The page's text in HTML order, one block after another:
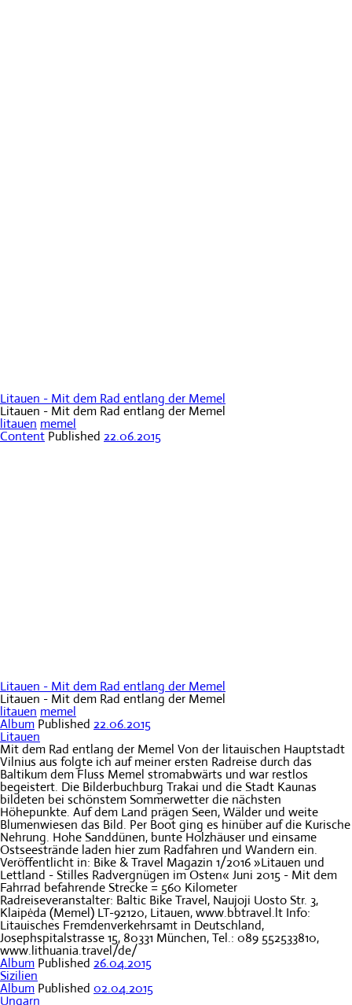
Litauen - Mit dem Rad entlang der Memel
Litauen - Mit dem Rad entlang der Memel
litauen memel
Content Published 22.06.2015
Litauen - Mit dem Rad entlang der Memel
Litauen - Mit dem Rad entlang der Memel
litauen memel
Album Published 22.06.2015
Litauen
Mit dem Rad entlang der Memel Von der litauischen Hauptstadt
Vilnius aus folgte ich auf meiner ersten Radreise durch das
Baltikum dem Fluss Memel stromabwärts und war restlos
begeistert. Die Bilderbuchburg Trakai und die Stadt Kaunas
bildeten bei schönstem Sommerwetter die nächsten
Höhepunkte. Auf dem Land prägen Seen, Wälder und weite
Blumenwiesen das Bild. Per Boot ging es hinüber auf die Kurische
Nehrung. Hohe Sanddünen, bunte Holzhäuser und einsame
Ostseestrände laden hier zum Radfahren und Wandern ein.
Veröffentlicht in: Bike & Travel Magazin 1/2016 »Litauen und
Lettland - Stilles Radvergnügen im Osten« Juni 2015 - Mit dem
Fahrrad befahrende Strecke = 560 Kilometer
Radreiseveranstalter: Baltic Bike Travel, Naujoji Uosto Str. 3,
Klaipėda (Memel) LT-92120, Litauen, www.bbtravel.lt Info:
Litauisches Fremdenverkehrsamt in Deutschland,
Josephspitalstrasse 15, 80331 München, Tel.: 089 552533810,
www.lithuania.travel/de/
Album Published 26.04.2015
Sizilien
Album Published 02.04.2015
Ungarn